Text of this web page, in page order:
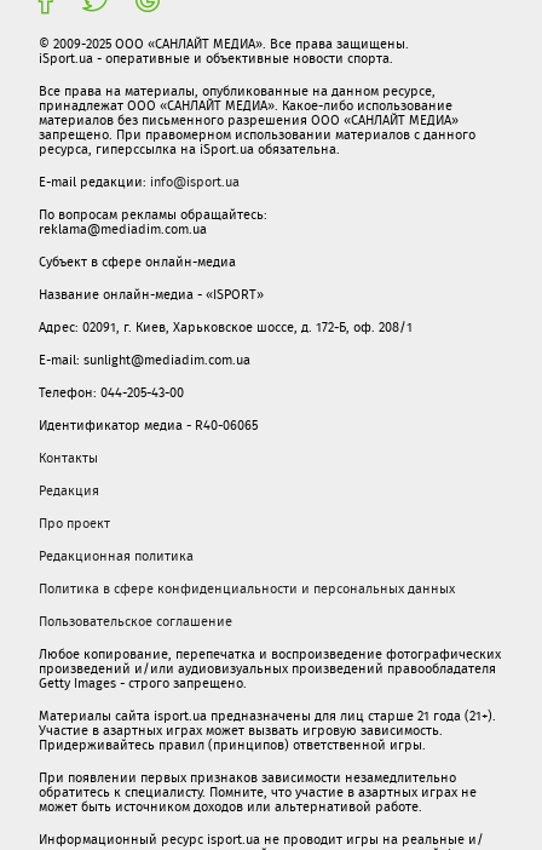
© 2009-2025 ООО «САНЛАЙТ МЕДИА». Все права защищены.
iSport.ua - оперативные и объективные новости спорта.
Все права на материалы, опубликованные на данном ресурсе,
принадлежат ООО «САНЛАЙТ МЕДИА». Какое-либо использование
материалов без письменного разрешения ООО «САНЛАЙТ МЕДИА»
запрещено. При правомерном использовании материалов с данного
ресурса, гиперссылка на iSport.ua обязательна.
E-mail редакции: info@isport.ua
По вопросам рекламы обращайтесь:
reklama@mediadim.com.ua
Субъект в сфере онлайн-медиа
Название онлайн-медиа - «ISPORT»
Адрес: 02091, г. Киев, Харьковское шоссе, д. 172-Б, оф. 208/1
E-mail: sunlight@mediadim.com.ua
Телефон: 044-205-43-00
Идентификатор медиа - R40-06065
Контакты
Редакция
Про проект
Редакционная политика
Политика в сфере конфиденциальности и персональных данных
Пользовательское соглашение
Любое копирование, перепечатка и воспроизведение фотографических
произведений и/или аудиовизуальных произведений правообладателя
Getty Images - строго запрещено.
Материалы сайта isport.ua предназначены для лиц старше 21 года (21+).
Участие в азартных играх может вызвать игровую зависимость.
Придерживайтесь правил (принципов) ответственной игры.
При появлении первых признаков зависимости незамедлительно
обратитесь к специалисту. Помните, что участие в азартных играх не
может быть источником доходов или альтернативой работе.
Информационный ресурс isport.ua не проводит игры на реальные и/